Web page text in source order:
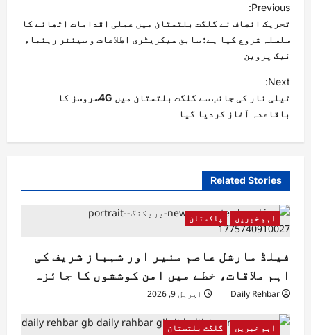
Previous:
تحریک انصاف نے گلگت بلتستان میں عملی اقدامات اٹھانے کا
سلسلہ شروع کیا ہے: سابق سیکریٹری اطلاعات و سینئر رہنماء
نیک پروین
Next:
ٹیلی نار کی جانب سے گلگت بلتستان میں 4Gسروسز کا
باقاعدہ آغاز کردیا گیا
Related Stories
اہم خبریں پاکستان
فیلڈ مارشل عاصم منیر اور شہباز شریف کی
اہم ملاقات، خطے میں امن کوششوں کا جائزہ
Daily Rehbar اپریل 9, 2026
اہم خبریں گلگت بلتستان